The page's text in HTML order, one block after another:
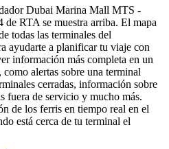
Dubai Marina Mall MTS -
RTA se muestra arriba. El mapa
todas las terminales del
ayudarte a planificar tu viaje con
información más completa en un
alertas sobre una terminal
cerradas, información sobre
fuera de servicio y mucho más.
de los ferris en tiempo real en el
está cerca de tu terminal el